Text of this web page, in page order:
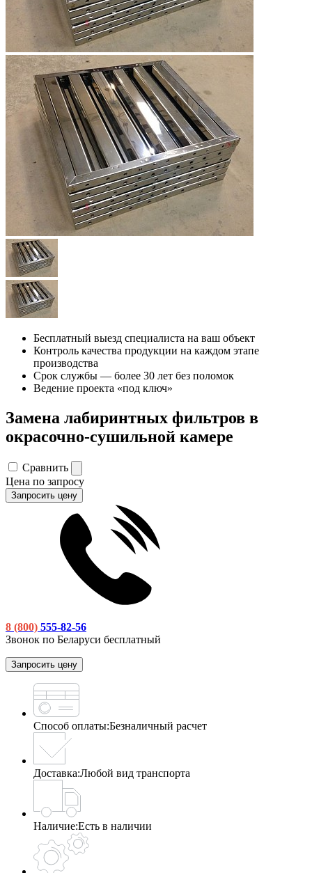
Бесплатный выезд специалиста на ваш объект
Контроль качества продукции на каждом этапе
производства
Срок службы — более 30 лет без поломок
Ведение проекта «под ключ»
Замена лабиринтных фильтров в
окрасочно-сушильной камере
Сравнить
Цена по запросу
Запросить цену
8 (800) 555-82-56
Звонок по Беларуси бесплатный
Запросить цену
Способ оплаты:Безналичный расчет
Доставка:Любой вид транспорта
Наличие:Есть в наличии